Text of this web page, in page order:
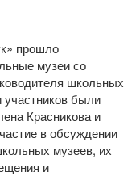
прошло
музеи со
школьных
участников были
Красникова и
в обсуждении
музеев, их
и